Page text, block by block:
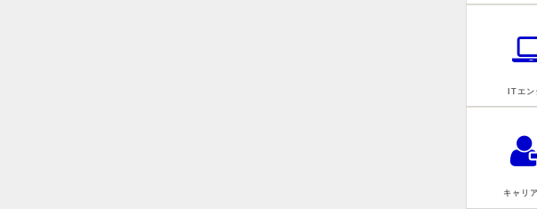
ITエン
キャリ